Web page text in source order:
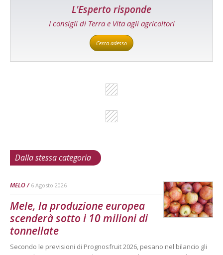
L'Esperto risponde
I consigli di Terra e Vita agli agricoltori
Cerca adesso
Dalla stessa categoria
MELO 6 Agosto 2026
Mele, la produzione europea
scenderà sotto i 10 milioni di
tonnellate
Secondo le previsioni di Prognosfruit 2026, pesano nel bilancio gli